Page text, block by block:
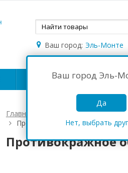
Ваш город: Эль-Монте
Ваш город Эль-
Да
Нет, выбрать
ОПЛАТА И ДОСТАВКА
Главная Антикражные системы
Противокражное
Противокражное